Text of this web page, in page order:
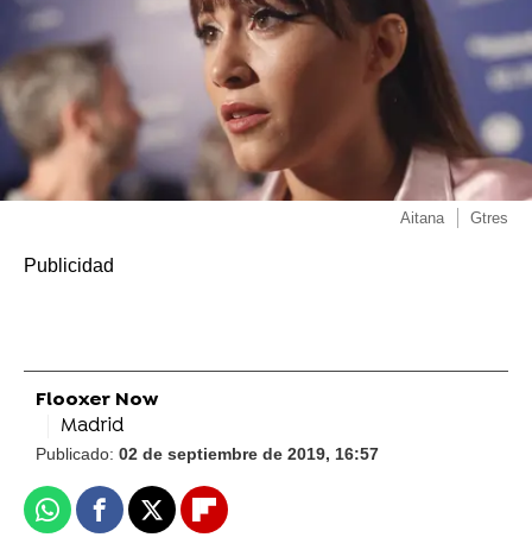
Aitana Gtres
Flooxer Now
Madrid
Publicado: 02 de septiembre de 2019, 16:57
WhatsappFacebook
X Flipboard